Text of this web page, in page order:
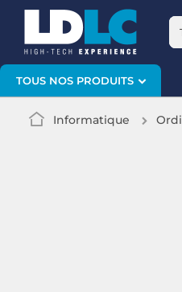
TOUS NOS PRODUITS
Informatique